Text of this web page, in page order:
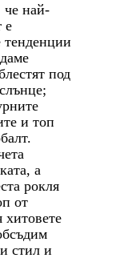
че най-
е
тенденции
под
и топ
а
рокля
от
хитовете
стил и